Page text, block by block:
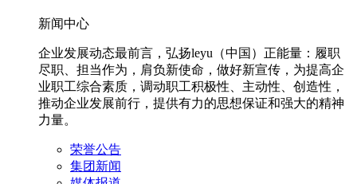
新闻中心
企业发展动态最前言，弘扬leyu（中国）正能量：履职
尽职、担当作为，肩负新使命，做好新宣传，为提高企
业职工综合素质，调动职工积极性、主动性、创造性，
推动企业发展前行，提供有力的思想保证和强大的精神
力量。
荣誉公告
集团新闻